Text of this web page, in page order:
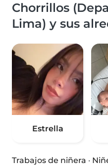
Chorrillos
Lima) y sus
Estrella
Trabajos de niñera ·